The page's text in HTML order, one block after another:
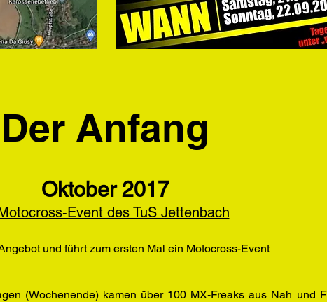
Der Anfang
Oktober 2017
Event des TuS Jettenbach
und führt zum ersten Mal ein Motocross-Event
(Wochenende) kamen über 100 MX-Freaks aus Nah und